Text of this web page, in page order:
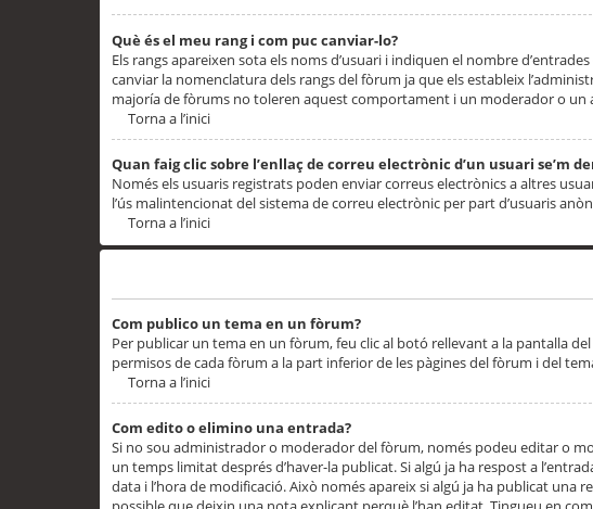
Què és el meu rang i com puc canviar-lo?
Els rangs apareixen sota els noms d’usuari i indiquen el nombre
canviar la nomenclatura dels rangs del fòrum ja que els estableix
majoría de fòrums no toleren aquest comportament i un moderador o
Torna a l’inici
Quan faig clic sobre l’enllaç de correu electrònic d’un usuari se’m
Només els usuaris registrats poden enviar correus electrònics a altres
l’ús malintencionat del sistema de correu electrònic per part d’usuaris
Torna a l’inici
Com publico un tema en un fòrum?
Per publicar un tema en un fòrum, feu clic al botó rellevant a la pantalla
permisos de cada fòrum a la part inferior de les pàgines del fòrum i del
Torna a l’inici
Com edito o elimino una entrada?
Si no sou administrador o moderador del fòrum, només podeu editar o
un temps limitat després d’haver-la publicat. Si algú ja ha respost a
data i l’hora de modificació. Això només apareix si algú ja ha publicat